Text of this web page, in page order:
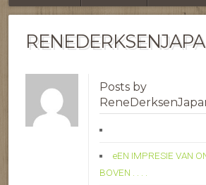
Posts by
eEN IMPRESIE VAN
BOVEN . . . .